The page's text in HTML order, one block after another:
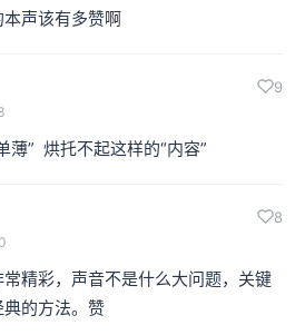
声该有多赞啊
9
薄”  烘托不起这样的“内容”
8
精彩，声音不是什么大问题，关键
的方法。赞